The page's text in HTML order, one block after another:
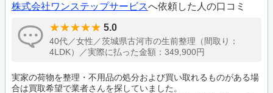
株式会社ワンステップサービスへ依頼した人の口コミ
5.0
40代／女性／茨城県古河市の生前整理（間取り：
4LDK）／実際に払った金額：349,900円
実家の荷物を整理・不用品の処分および買い取れるものがある場
合は買取希望で業者さんを探していました。